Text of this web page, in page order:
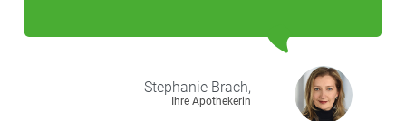
Stephanie Brach,
Ihre Apothekerin